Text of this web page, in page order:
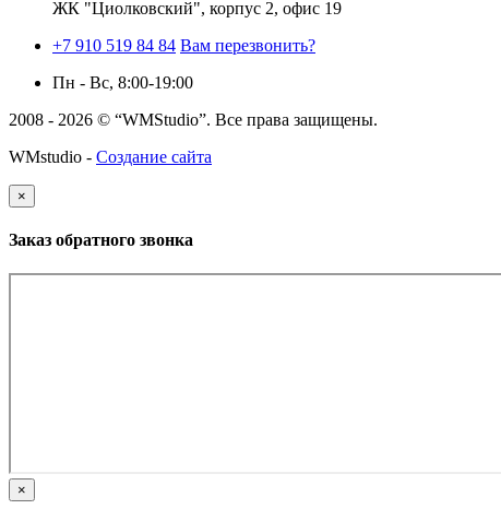
ЖК "Циолковский", корпус 2, офис 19
+7 910 519 84 84 Вам перезвонить?
Пн - Вс, 8:00-19:00
2008 - 2026 © “WMStudio”. Все права защищены.
WMstudio - Создание сайта
×
Заказ обратного звонка
×